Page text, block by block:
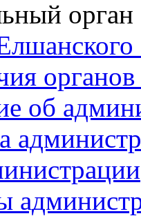
орган
органов
об